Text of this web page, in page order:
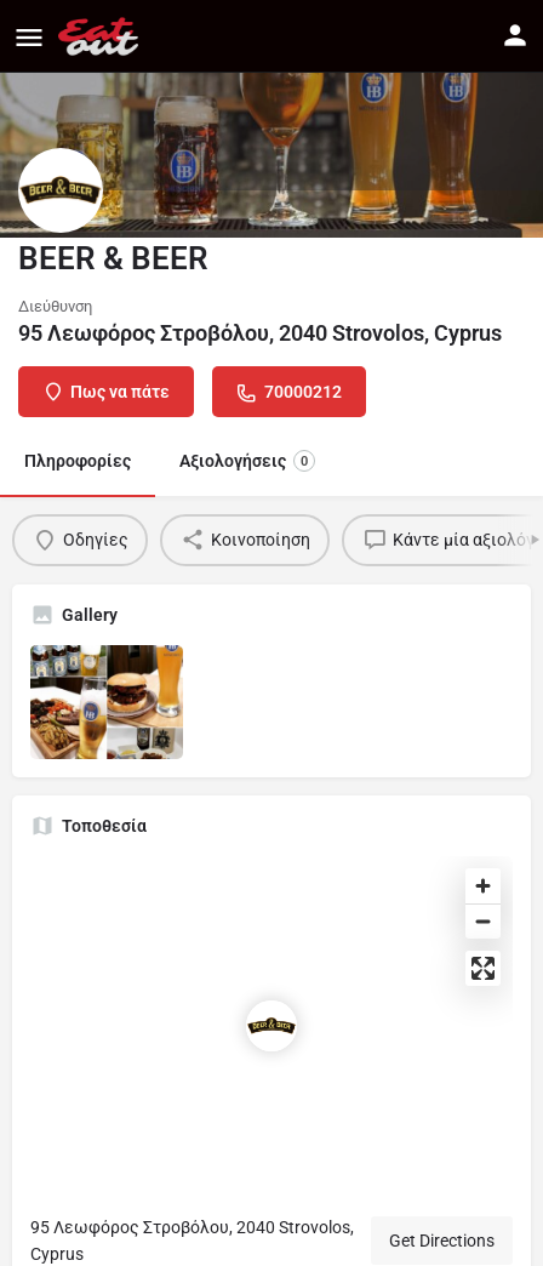
BEER & BEER
Διεύθυνση
95 Λεωφόρος Στροβόλου, 2040 Strovolos, Cyprus
Πως να πάτε 70000212
Πληροφορίες Αξιολογήσεις 0
Οδηγίες Κοινοποίηση Κάντε μία
Gallery
Τοποθεσία
95 Λεωφόρος Στροβόλου, 2040 Strovolos,
Cyprus
Get Directions